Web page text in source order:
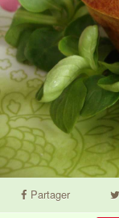
Partager